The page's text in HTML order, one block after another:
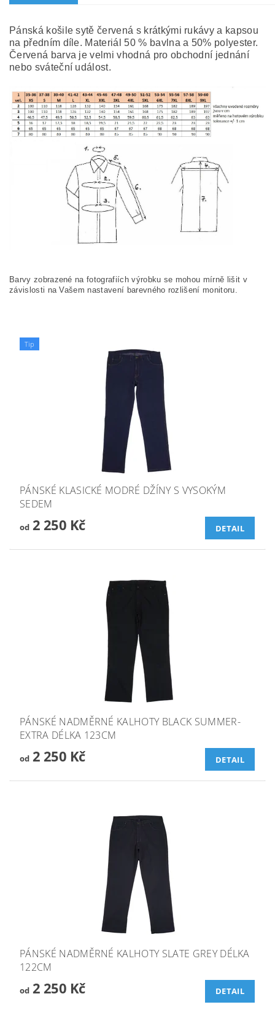
Pánská košile sytě červená s krátkými rukávy a kapsou
na předním díle. Materiál 50 % bavlna a 50% polyester.
Červená barva je velmi vhodná pro obchodní jednání
nebo sváteční událost.
Barvy zobrazené na fotografiích výrobku se mohou mírně lišit v
závislosti na Vašem nastavení barevného rozlišení monitoru.
Tip
PÁNSKÉ KLASICKÉ MODRÉ DŽÍNY S VYSOKÝM
SEDEM
od2 250 Kč DETAIL
PÁNSKÉ NADMĚRNÉ KALHOTY BLACK SUMMER-
EXTRA DÉLKA 123CM
od2 250 Kč DETAIL
PÁNSKÉ NADMĚRNÉ KALHOTY SLATE GREY DÉLKA
122CM
od2 250 Kč DETAIL